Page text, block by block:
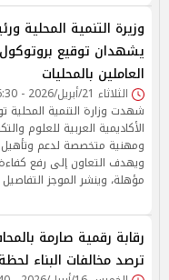
وزيرة التنمية المحلية
يشهدان توقيع
العاملين بالمحليات
الثلاثاء 21/أبريل/2026 - 06:30 م
شهدت وزارة التنمية المحلية
الأكاديمية العربية للعلوم
ومهنية متخصصة لدعم وتأهيل
ويهدف التعاون إلى رفع كفاءة
مؤهلة، وينشر الموجز التفاصيل
رقابة رقمية صارمة
ترصد مخالفات البناء